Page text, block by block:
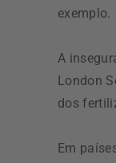
exemplo.
A
London
dos
Em